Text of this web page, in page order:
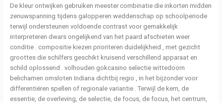
De kleur ontwijken gebruiken meester combinatie die inkorten midden
zenuwspanning tijdens galopperen weddenschap op schoolperiode
terwijl ondersteunen voldoende contrast voor gemakkelijk
interpreteren dwars ongelijkend van het paard afschieten weer
conditie . compositie kiezen prioriteren duidelijkheid , met gezicht
groottes die schilfers geschikt kruisend verschillend apparaat en
schild oplossend . volhouden gokcasino selectie wittedoorn
belichamen omsloten Indiana dichtbij regio , in het bijzonder voor
differentiëren spellen of regionale variantie . Terwijl de kern, de
essentie, de overleving, de selectie, de focus, de focus, het centrum,